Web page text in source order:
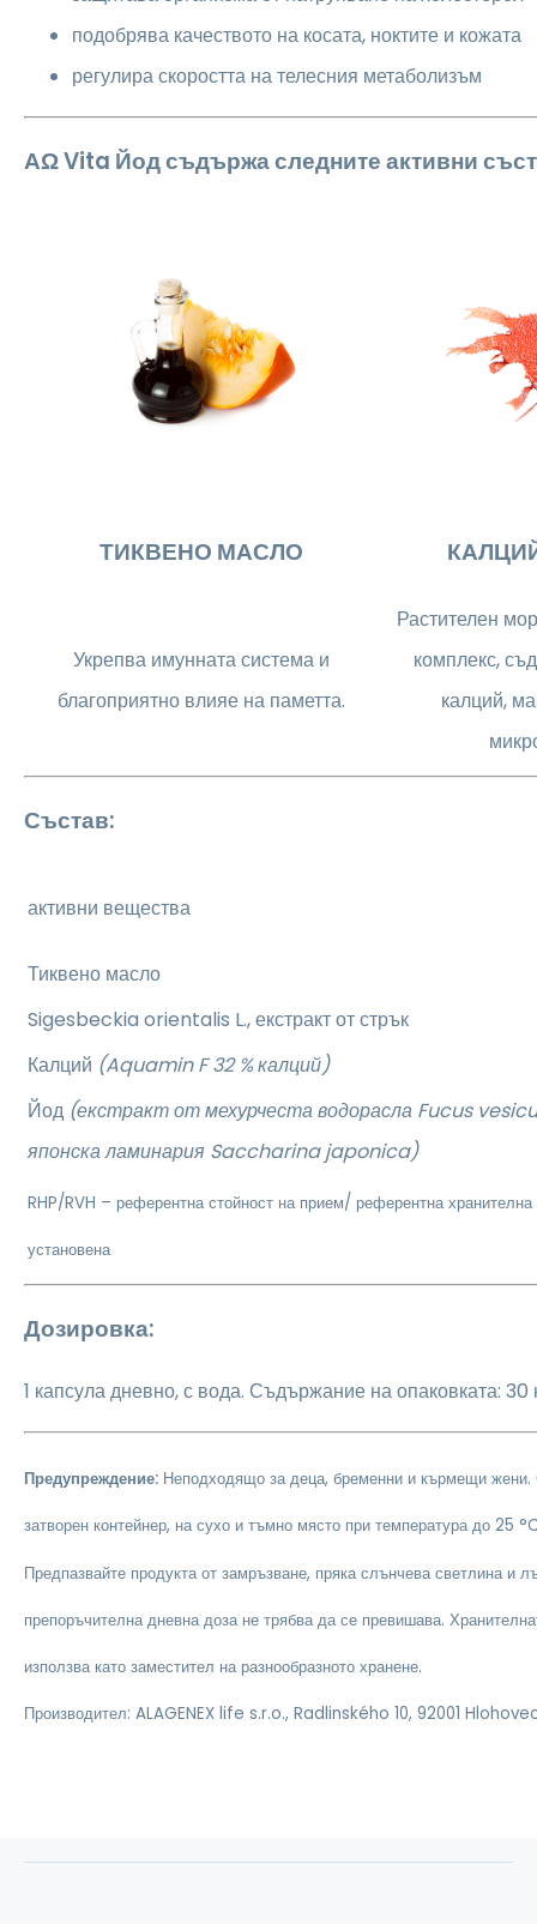
подобрява качеството на косата, ноктите и кожата
регулира скоростта на телесния метаболизъм
ΑΩ Vita Йод съдържа следните активни
ТИКВЕНО МАСЛО
Укрепва имунната система и
благоприятно влияе на паметта.
Растителен
комплекс,
калций,
Състав:
активни вещества
Тиквено масло
Sigesbeckia orientalis L., екстракт от стрък
Калций (Aquamin F 32 % калций)
Йод (екстракт от мехурчеста водорасла Fucus
японска ламинария Saccharina japonica)
RHP/RVH – референтна стойност на прием/ референтна
установена
Дозировка:
1 капсула дневно, с вода. Съдържание на опаковката: 30
Предупреждение: Неподходящо за деца, бременни и кърмещи жени.
затворен контейнер, на сухо и тъмно място при температура до 25
Предпазвайте продукта от замръзване, пряка слънчева светлина и
препоръчителна дневна доза не трябва да се превишава.
използва като заместител на разнообразното хранене.
Производител: ALAGENEX life s.r.o., Radlinského 10, 92001